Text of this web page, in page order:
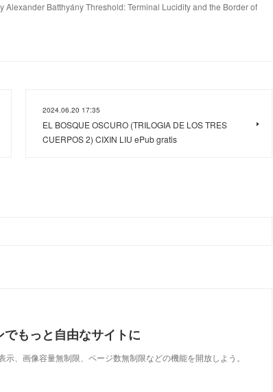
Batthyány Threshold: Terminal Lucidity and the Border of
2024.06.20 17:35
EL BOSQUE OSCURO (TRILOGIA DE LOS TRES
CUERPOS 2) CIXIN LIU ePub gratis
もっと自由なサイトに
、画像容量無制限、ページ数無制限などの機能を開放しよう。